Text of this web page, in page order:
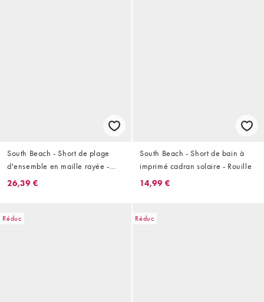
South Beach - Short de plage
d'ensemble en maille rayée -
Multicolore
26,39 €
South Beach - Short de bain à
imprimé cadran solaire - Rouille
14,99 €
Réduc Réduc